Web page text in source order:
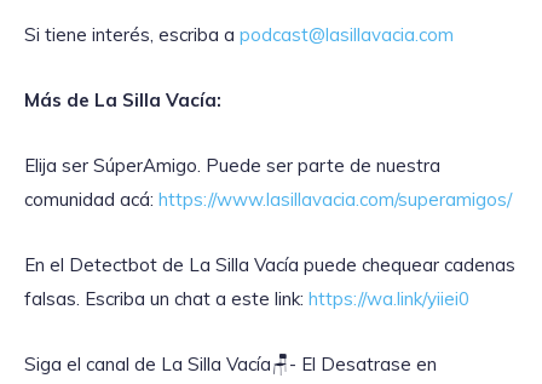
Si tiene interés, escriba a podcast@lasillavacia.com
Más de La Silla Vacía:
Elija ser SúperAmigo. Puede ser parte de nuestra
comunidad acá: https://www.lasillavacia.com/superamigos/
En el Detectbot de La Silla Vacía puede chequear cadenas
falsas. Escriba un chat a este link: https://wa.link/yiiei0
‎Siga el canal de La Silla Vacía🪑- El Desatrase en